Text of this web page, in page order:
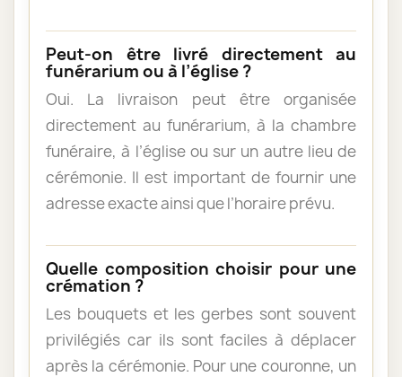
Peut-on être livré directement au
funérarium ou à l’église ?
Oui. La livraison peut être organisée
directement au funérarium, à la chambre
funéraire, à l’église ou sur un autre lieu de
cérémonie. Il est important de fournir une
adresse exacte ainsi que l’horaire prévu.
Quelle composition choisir pour une
crémation ?
Les bouquets et les gerbes sont souvent
privilégiés car ils sont faciles à déplacer
après la cérémonie. Pour une couronne, un